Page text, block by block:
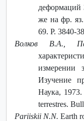
же на фр.
69. P. 3840-
Волков В.А.,
измерении
Изучение
Наука,
terrestres.
Pariiskii N.N.Earth